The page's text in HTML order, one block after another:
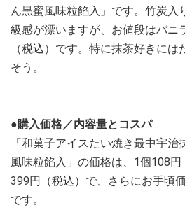
ん黒蜜風味粒餡入」です。竹炭入
級感が漂いますが、お値段はバニ
（税込）です。特に抹茶好きに
そう。
●購入価格／内容量とコスパ
「和菓子アイスたい焼き最中宇
風味粒餡入」の価格は、1個108
399円（税込）で、さらにお手頃
です。